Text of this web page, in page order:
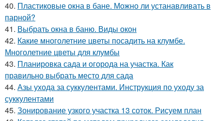
40. Пластиковые окна в бане. Можно ли устанавливать в
парной?
41. Выбрать окна в баню. Виды окон
42. Какие многолетние цветы посадить на клумбе.
Многолетние цветы для клумбы
43. Планировка сада и огорода на участка. Как
правильно выбрать место для сада
44. Азы ухода за суккулентами. Инструкция по уходу за
суккулентами
45. Зонирование узкого участка 13 соток. Рисуем план